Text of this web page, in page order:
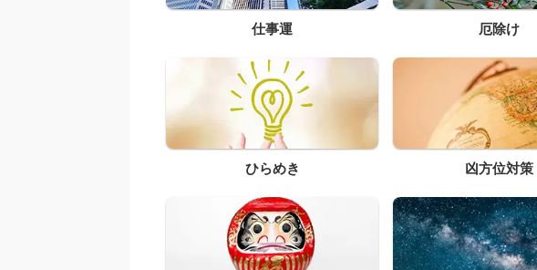
仕事運 厄除け
ひらめき 凶方位対策